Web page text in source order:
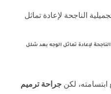
لإعادة تماثل الوجه بعد شلل
لكن جراحة ترميم